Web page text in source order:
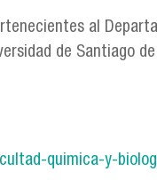
al
de Santiago
quimica-y-